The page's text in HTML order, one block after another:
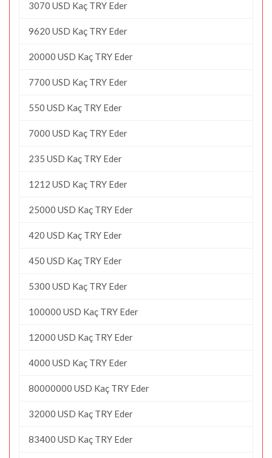
3070 USD Kaç TRY Eder
9620 USD Kaç TRY Eder
20000 USD Kaç TRY Eder
7700 USD Kaç TRY Eder
550 USD Kaç TRY Eder
7000 USD Kaç TRY Eder
235 USD Kaç TRY Eder
1212 USD Kaç TRY Eder
25000 USD Kaç TRY Eder
420 USD Kaç TRY Eder
450 USD Kaç TRY Eder
5300 USD Kaç TRY Eder
100000 USD Kaç TRY Eder
12000 USD Kaç TRY Eder
4000 USD Kaç TRY Eder
80000000 USD Kaç TRY Eder
32000 USD Kaç TRY Eder
83400 USD Kaç TRY Eder